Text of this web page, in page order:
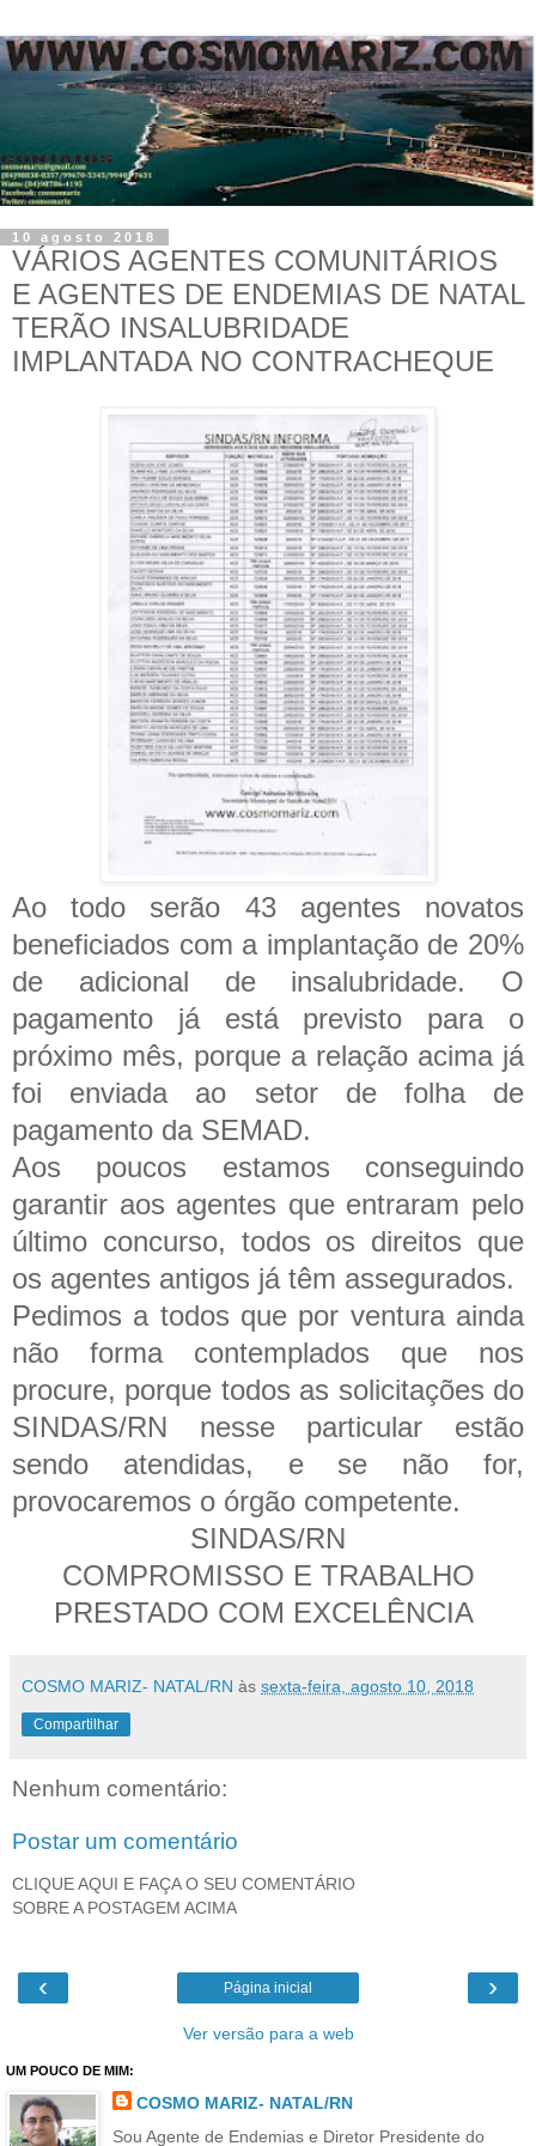
10 agosto 2018
VÁRIOS AGENTES COMUNITÁRIOS
E AGENTES DE ENDEMIAS DE NATAL
TERÃO INSALUBRIDADE
IMPLANTADA NO CONTRACHEQUE
Ao todo serão 43 agentes novatos
beneficiados com a implantação de 20%
de adicional de insalubridade. O
pagamento já está previsto para o
próximo mês, porque a relação acima já
foi enviada ao setor de folha de
pagamento da SEMAD.
Aos poucos estamos conseguindo
garantir aos agentes que entraram pelo
último concurso, todos os direitos que
os agentes antigos já têm assegurados.
Pedimos a todos que por ventura ainda
não forma contemplados que nos
procure, porque todos as solicitações do
SINDAS/RN nesse particular estão
sendo atendidas, e se não for,
provocaremos o órgão competente.
SINDAS/RN
COMPROMISSO E TRABALHO
PRESTADO COM EXCELÊNCIA
COSMO MARIZ- NATAL/RN às sexta-feira, agosto 10, 2018
Compartilhar
Nenhum comentário:
Postar um comentário
CLIQUE AQUI E FAÇA O SEU COMENTÁRIO
SOBRE A POSTAGEM ACIMA
‹ ›
Página inicial
Ver versão para a web
UM POUCO DE MIM:
COSMO MARIZ- NATAL/RN
Sou Agente de Endemias e Diretor Presidente do